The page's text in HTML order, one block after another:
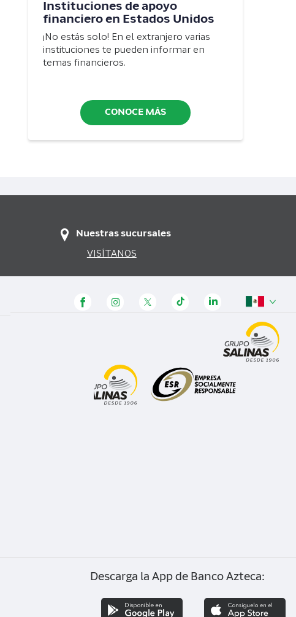
Instituciones de apoyo
financiero en Estados Unidos
¡No estás solo! En el extranjero varias
instituciones te pueden informar en
temas financieros.
CONOCE MÁS
Nuestras sucursales
VISÍTANOS
Honduras
Descarga la App de Banco Azteca: